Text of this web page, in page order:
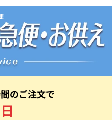
のご注文で